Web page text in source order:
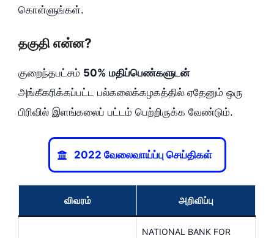
கொள்ளுங்கள்.
தகுதி என்ன?
குறைந்தபட்சம் 50% மதிப்பெண்களுடன்
அங்கீகரிக்கப்பட்ட பல்கலைக்கழகத்தில் ஏதேனும் ஒரு
பிரிவில் இளங்கலைப் பட்டம் பெற்றிருக்க வேண்டும்.
2022 வேலைவாய்ப்பு செய்திகள்
விவரம் அறிவிப்பு
NATIONAL BANK FOR